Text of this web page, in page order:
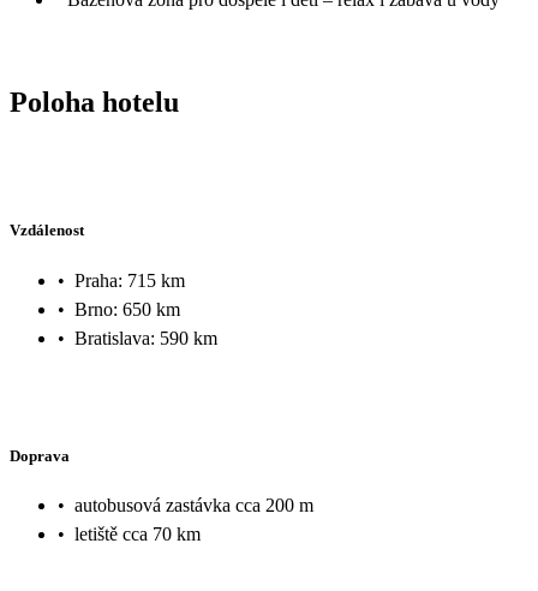
Poloha hotelu
Vzdálenost
• Praha: 715 km
• Brno: 650 km
• Bratislava: 590 km
Doprava
• autobusová zastávka cca 200 m
• letiště cca 70 km